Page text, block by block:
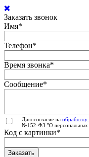
Заказать звонок
Имя*
Телефон*
Время звонка*
Сообщение*
Даю согласие на
№152-ФЗ "О персональных
Код с картинки*
Заказать